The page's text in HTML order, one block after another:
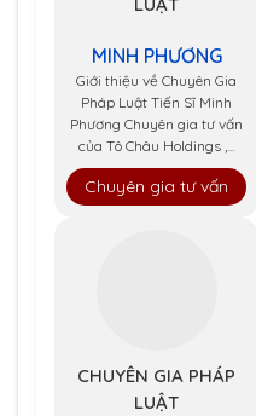
MINH PHƯƠNG
Giới thiệu về Chuyên Gia
Pháp Luật Tiến Sĩ Minh
Phương Chuyên gia tư vấn
của Tô Châu Holdings ,...
Chuyên gia tư vấn
CHUYÊN GIA PHÁP
LUẬT